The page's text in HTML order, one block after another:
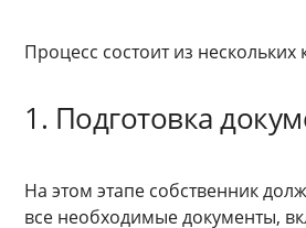
Процесс состоит из
1. Подготовка
На этом этапе собственник
все необходимые документы,